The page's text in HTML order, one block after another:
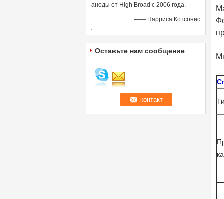
аноды от High Broad с 2006 года.
—— Нарриса Котсонис
Оставьте нам сообщение